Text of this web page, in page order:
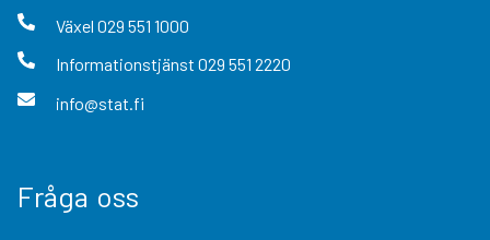
Växel 029 551 1000
Informationstjänst 029 551 2220
info@stat.fi
Fråga oss